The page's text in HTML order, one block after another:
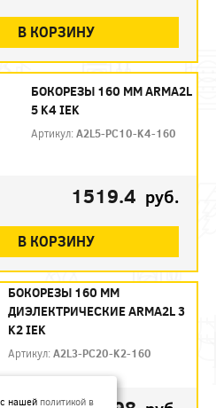
В КОРЗИНУ
БОКОРЕЗЫ 160 ММ ARMA2L
5 K4 IEK
Артикул:A2L5-PC10-K4-160
1519.4 руб.
В КОРЗИНУ
БОКОРЕЗЫ 160 ММ
ДИЭЛЕКТРИЧЕСКИЕ ARMA2L 3
K2 IEK
Артикул:A2L3-PC20-K2-160
с нашей политикой в